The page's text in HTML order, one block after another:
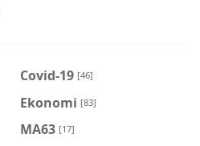
Covid-19 [46]
Ekonomi [83]
MA63 [17]